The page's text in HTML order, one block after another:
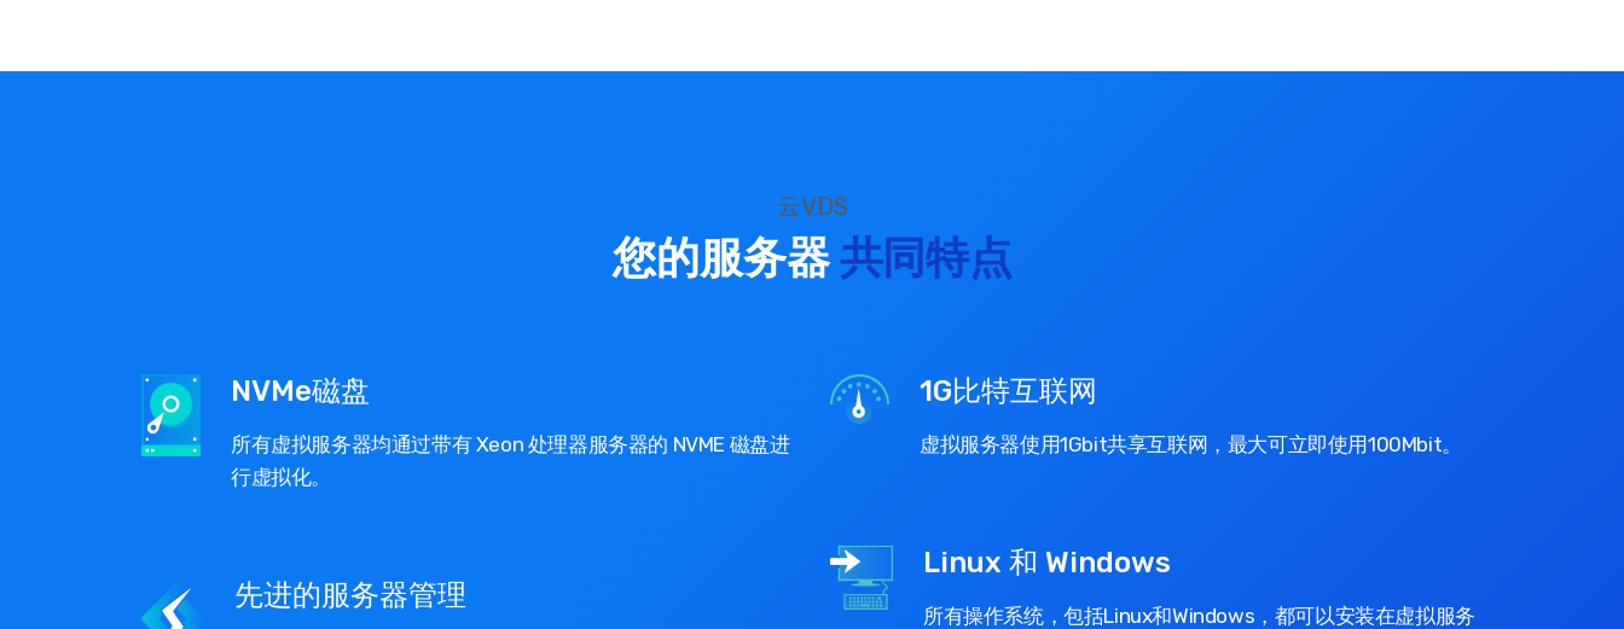
云VDS
您的服务器共同特点
NVMe磁盘
所有虚拟服务器均通过带有 Xeon 处理器服务器的 NVME 磁盘进
行虚拟化。
先进的服务器管理
1G比特互联网
虚拟服务器使用1Gbit共享互联网，最大可立即使用100Mbit。
Linux 和 Windows
所有操作系统，包括Linux和Windows，都可以安装在虚拟服务